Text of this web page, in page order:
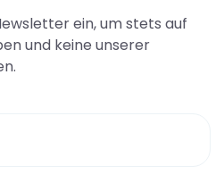
ein, um stets auf
und keine unserer